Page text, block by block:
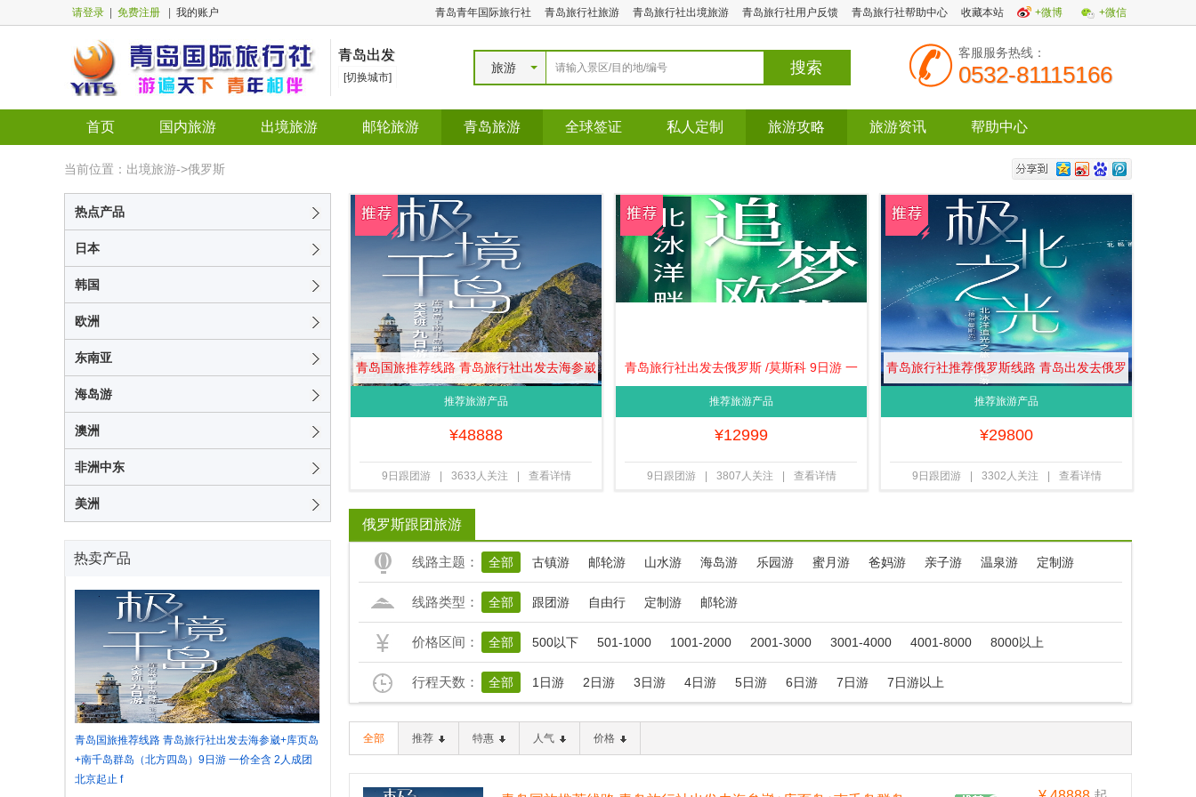
请登录 免费注册 我的账户 青岛青年国际旅行社 青岛旅行社旅游 青岛旅行社出境旅游 青岛旅行社用户反馈 青岛旅行社帮助中心 收藏本站 +微博 +微信
青岛出发
[切换城市]
旅游
客服服务热线：
0532-81115166
首页 国内旅游 出境旅游 邮轮旅游 青岛旅游 全球签证 私人定制 旅游攻略 旅游资讯 帮助中心
当前位置：出境旅游->俄罗斯
热点产品
日本
韩国
欧洲
东南亚
海岛游
澳洲
非洲中东
美洲
热卖产品
青岛国旅推荐线路 青岛旅行社出发去海参崴+库页岛
+南千岛群岛（北方四岛）9日游 一价全含 2人成团
北京起止 f
青岛国旅推荐线路 青岛旅行社出发去海参崴
+库页岛+南千岛群岛（北方四岛）9日游 一
价全含 2人成团 北京起止 f
推荐旅游产品
¥48888
9日跟团游 3633人关注 查看详情
青岛旅行社出发去俄罗斯 /莫斯科 9日游 一
价全含 中国国航 北京直飞 赠送联运 f
推荐旅游产品
¥12999
9日跟团游 3807人关注 查看详情
青岛旅行社推荐俄罗斯线路 青岛出发去俄罗
斯10人小团 9日游 f
推荐旅游产品
¥29800
9日跟团游 3302人关注 查看详情
俄罗斯跟团旅游
线路主题： 全部 古镇游 邮轮游 山水游 海岛游 乐园游 蜜月游 爸妈游 亲子游 温泉游 定制游
线路类型： 全部 跟团游 自由行 定制游 邮轮游
价格区间： 全部 500以下 501-1000 1001-2000 2001-3000 3001-4000 4001-8000 8000以上
行程天数： 全部 1日游 2日游 3日游 4日游 5日游 6日游 7日游 7日游以上
全部 推荐 特惠 人气 价格